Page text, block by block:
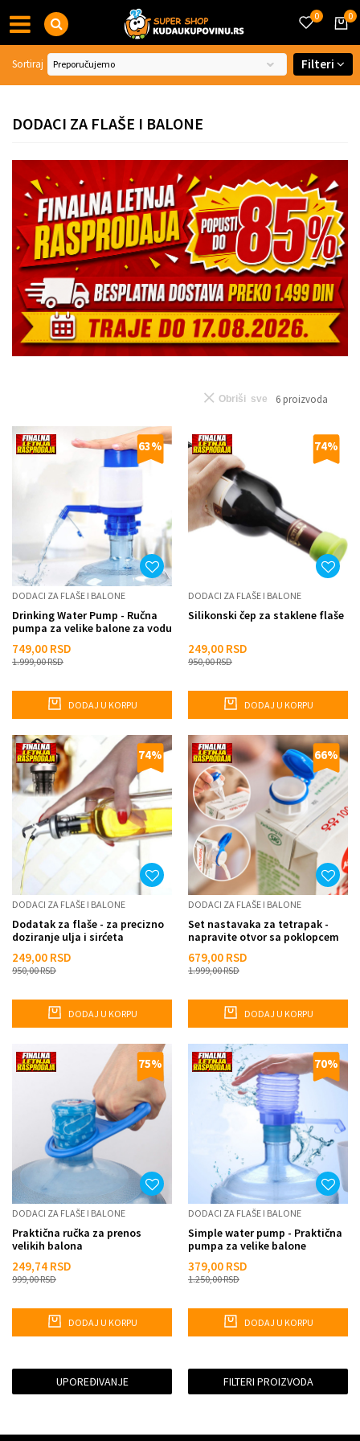
0
0
DODACI ZA FLAŠE I BALONE
Sortiraj Filteri
6 proizvoda
Obriši sve
63%
DODACI ZA FLAŠE I BALONE
Drinking Water Pump - Ručna
pumpa za velike balone za vodu
749,00 RSD
1.999,00RSD
DODAJ U KORPU
74%
DODACI ZA FLAŠE I BALONE
Silikonski čep za staklene flaše
249,00 RSD
950,00RSD
DODAJ U KORPU
74%
DODACI ZA FLAŠE I BALONE
Dodatak za flaše - za precizno
doziranje ulja i sirćeta
249,00 RSD
950,00RSD
DODAJ U KORPU
66%
DODACI ZA FLAŠE I BALONE
Set nastavaka za tetrapak -
napravite otvor sa poklopcem
679,00 RSD
1.999,00RSD
DODAJ U KORPU
75%
DODACI ZA FLAŠE I BALONE
Praktična ručka za prenos
velikih balona
249,74 RSD
999,00RSD
DODAJ U KORPU
70%
DODACI ZA FLAŠE I BALONE
Simple water pump - Praktična
pumpa za velike balone
379,00 RSD
1.250,00RSD
DODAJ U KORPU
UPOREĐIVANJE FILTERI PROIZVODA